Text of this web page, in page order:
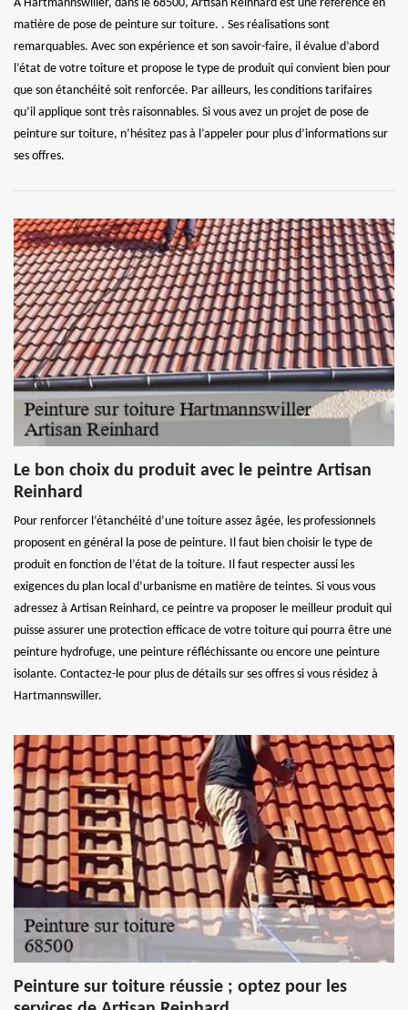
À Hartmannswiller, dans le 68500, Artisan Reinhard est une référence en
matière de pose de peinture sur toiture. . Ses réalisations sont
remarquables. Avec son expérience et son savoir-faire, il évalue d’abord
l’état de votre toiture et propose le type de produit qui convient bien pour
que son étanchéité soit renforcée. Par ailleurs, les conditions tarifaires
qu’il applique sont très raisonnables. Si vous avez un projet de pose de
peinture sur toiture, n’hésitez pas à l’appeler pour plus d’informations sur
ses offres.
Le bon choix du produit avec le peintre Artisan
Reinhard
Pour renforcer l’étanchéité d’une toiture assez âgée, les professionnels
proposent en général la pose de peinture. Il faut bien choisir le type de
produit en fonction de l’état de la toiture. Il faut respecter aussi les
exigences du plan local d’urbanisme en matière de teintes. Si vous vous
adressez à Artisan Reinhard, ce peintre va proposer le meilleur produit qui
puisse assurer une protection efficace de votre toiture qui pourra être une
peinture hydrofuge, une peinture réfléchissante ou encore une peinture
isolante. Contactez-le pour plus de détails sur ses offres si vous résidez à
Hartmannswiller.
Peinture sur toiture réussie ; optez pour les